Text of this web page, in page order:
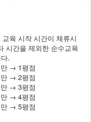
육 시작 시간이 체류시
시간을 제외한 순수교육
.
→ 1평점
→ 2평점
→ 3평점
→ 4평점
→ 5평점